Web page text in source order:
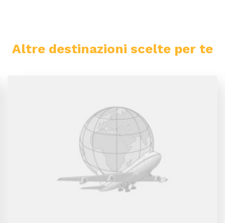
Altre destinazioni scelte per te